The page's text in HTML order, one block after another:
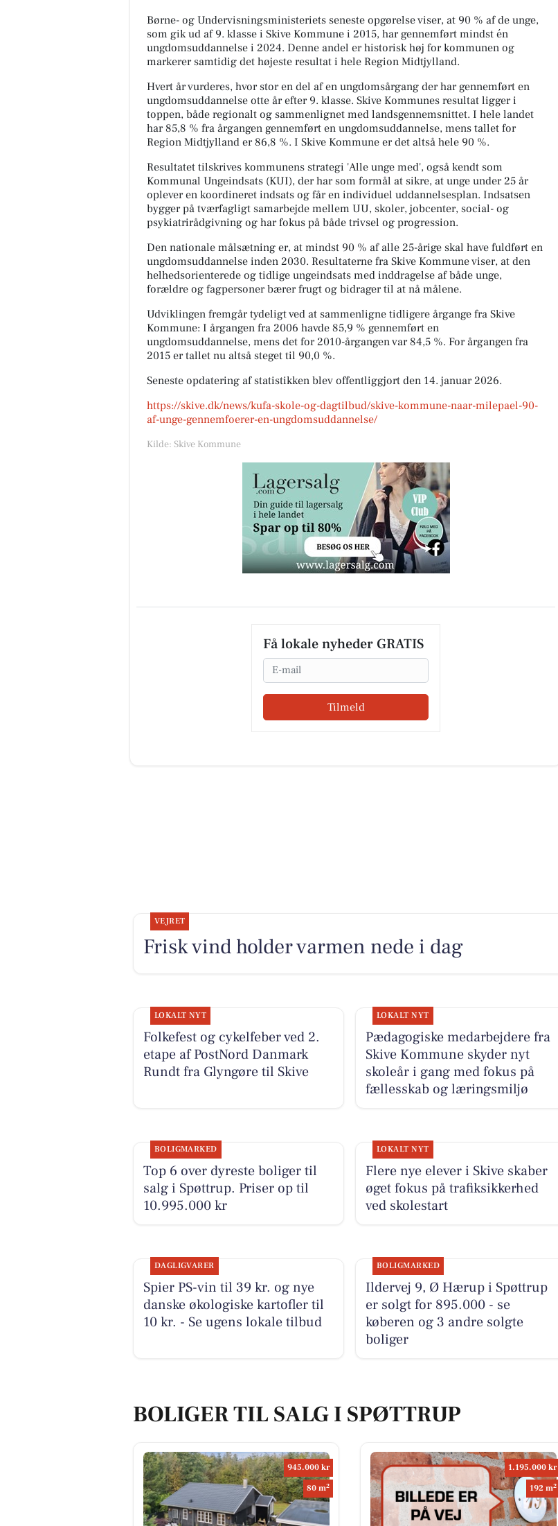
Børne- og Undervisningsministeriets seneste opgørelse viser, at 90 % af de unge,
som gik ud af 9. klasse i Skive Kommune i 2015, har gennemført mindst én
ungdomsuddannelse i 2024. Denne andel er historisk høj for kommunen og
markerer samtidig det højeste resultat i hele Region Midtjylland.
Hvert år vurderes, hvor stor en del af en ungdomsårgang der har gennemført en
ungdomsuddannelse otte år efter 9. klasse. Skive Kommunes resultat ligger i
toppen, både regionalt og sammenlignet med landsgennemsnittet. I hele landet
har 85,8 % fra årgangen gennemført en ungdomsuddannelse, mens tallet for
Region Midtjylland er 86,8 %. I Skive Kommune er det altså hele 90 %.
Resultatet tilskrives kommunens strategi 'Alle unge med', også kendt som
Kommunal Ungeindsats (KUI), der har som formål at sikre, at unge under 25 år
oplever en koordineret indsats og får en individuel uddannelsesplan. Indsatsen
bygger på tværfagligt samarbejde mellem UU, skoler, jobcenter, social- og
psykiatrirådgivning og har fokus på både trivsel og progression.
Den nationale målsætning er, at mindst 90 % af alle 25-årige skal have fuldført en
ungdomsuddannelse inden 2030. Resultaterne fra Skive Kommune viser, at den
helhedsorienterede og tidlige ungeindsats med inddragelse af både unge,
forældre og fagpersoner bærer frugt og bidrager til at nå målene.
Udviklingen fremgår tydeligt ved at sammenligne tidligere årgange fra Skive
Kommune: I årgangen fra 2006 havde 85,9 % gennemført en
ungdomsuddannelse, mens det for 2010-årgangen var 84,5 %. For årgangen fra
2015 er tallet nu altså steget til 90,0 %.
Seneste opdatering af statistikken blev offentliggjort den 14. januar 2026.
https://skive.dk/news/kufa-skole-og-dagtilbud/skive-kommune-naar-milepael-90-
af-unge-gennemfoerer-en-ungdomsuddannelse/
Kilde: Skive Kommune
Få lokale nyheder GRATIS
Email
Tilmeld
VEJRET
Frisk vind holder varmen nede i dag
LOKALT NYT
Folkefest og cykelfeber ved 2.
etape af PostNord Danmark
Rundt fra Glyngøre til Skive
LOKALT NYT
Pædagogiske medarbejdere fra
Skive Kommune skyder nyt
skoleår i gang med fokus på
fællesskab og læringsmiljø
BOLIGMARKED
Top 6 over dyreste boliger til
salg i Spøttrup. Priser op til
10.995.000 kr
LOKALT NYT
Flere nye elever i Skive skaber
øget fokus på trafiksikkerhed
ved skolestart
DAGLIGVARER
Spier PS-vin til 39 kr. og nye
danske økologiske kartofler til
10 kr. - Se ugens lokale tilbud
BOLIGMARKED
Ildervej 9, Ø Hærup i Spøttrup
er solgt for 895.000 - se
køberen og 3 andre solgte
boliger
BOLIGER TIL SALG I SPØTTRUP
945.000 kr
80 m2
1.195.000 kr
192 m2